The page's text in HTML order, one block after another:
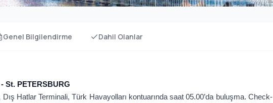
Genel Bilgilendirme Dahil Olanlar
St. PETERSBURG
Dış Hatlar Terminali, Türk Havayolları kontuarında saat 05.00’da buluşma. Check-